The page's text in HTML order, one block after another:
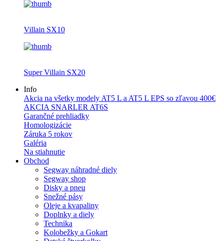
Villain SX10
Super Villain SX20
Info
Akcia na všetky modely AT5 L a AT5 L EPS so zľavou 400€
AKCIA SNARLER AT6S
Garančné prehliadky
Homologizácie
Záruka 5 rokov
Galéria
Na stiahnutie
Obchod
Segway náhradné diely
Segway shop
Disky a pneu
Snežné pásy
Oleje a kvapaliny
Doplnky a diely
Technika
Kolobežky a Gokart